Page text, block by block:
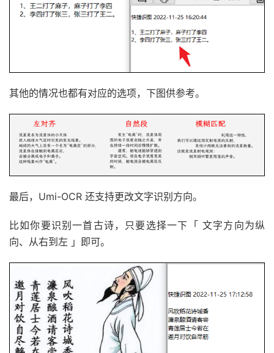
其他的情况也都有对应的选项，下图供参考。
最后，Umi-OCR 还支持更改文字识别方向。
比如你要识别一首古诗，只要选择一下「 文字方向为纵
向、从右到左 」即可。